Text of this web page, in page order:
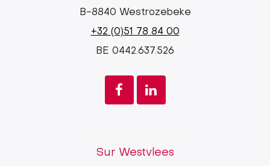
B-8840 Westrozebeke
+32 (0)51 78 84 00
BE 0442.637.526
Westvlees
Sur Westvlees